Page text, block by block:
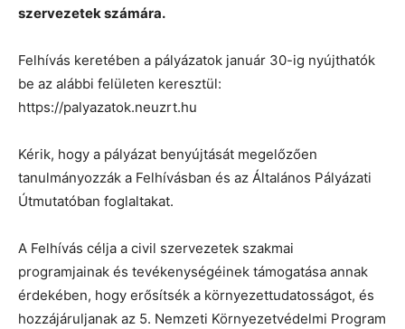
szervezetek számára.
Felhívás keretében a pályázatok január 30-ig nyújthatók
be az alábbi felületen keresztül:
https://palyazatok.neuzrt.hu
Kérik, hogy a pályázat benyújtását megelőzően
tanulmányozzák a Felhívásban és az Általános Pályázati
Útmutatóban foglaltakat.
A Felhívás célja a civil szervezetek szakmai
programjainak és tevékenységéinek támogatása annak
érdekében, hogy erősítsék a környezettudatosságot, és
hozzájáruljanak az 5. Nemzeti Környezetvédelmi Program